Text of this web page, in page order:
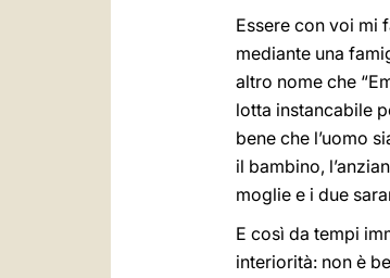
Essere con voi mi
mediante una
altro nome che
lotta instancabile
bene che l’uomo
il bambino,
moglie e i due
E così da tempi
interiorità: non è